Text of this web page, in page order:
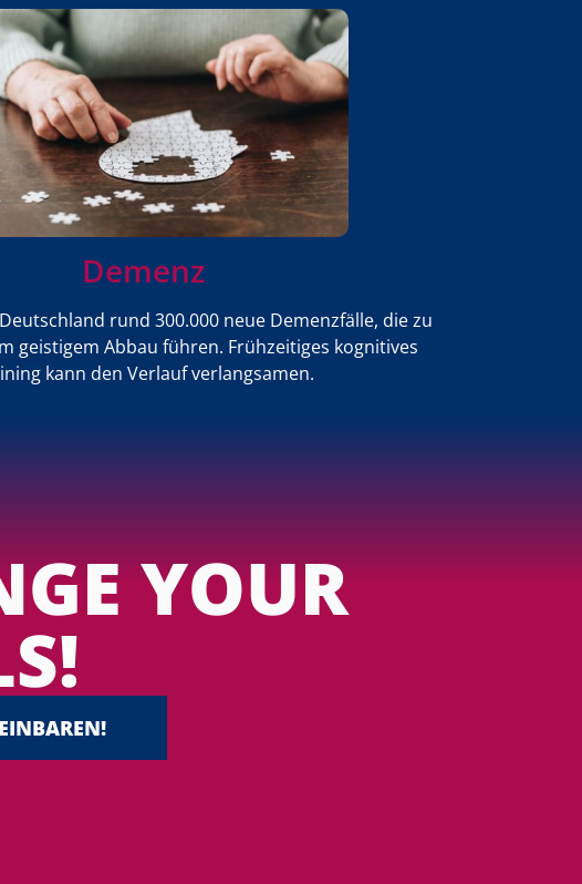
Demenz
rund 300.000 neue Demenzfälle, die zu
geistigem Abbau führen. Frühzeitiges kognitives
kann den Verlauf verlangsamen.
YOUR